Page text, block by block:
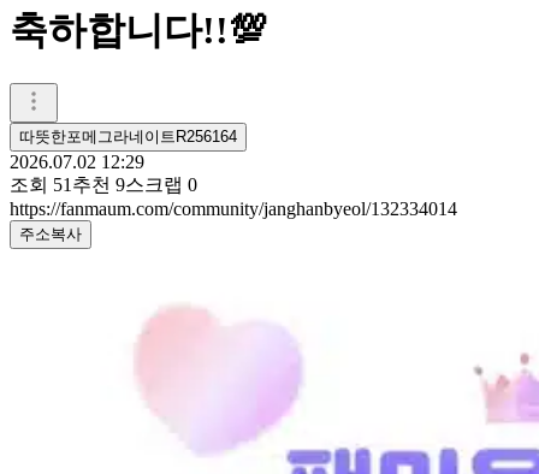
축하합니다!!💯
따뜻한포메그라네이트R256164
2026.07.02 12:29
조회 51 추천 9스크랩 0
https://fanmaum.com/community/janghanbyeol/132334014
주소복사